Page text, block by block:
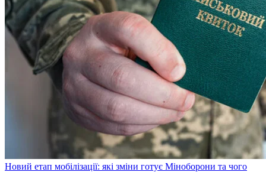
Новий етап мобілізації: які зміни готує Міноборони та чого